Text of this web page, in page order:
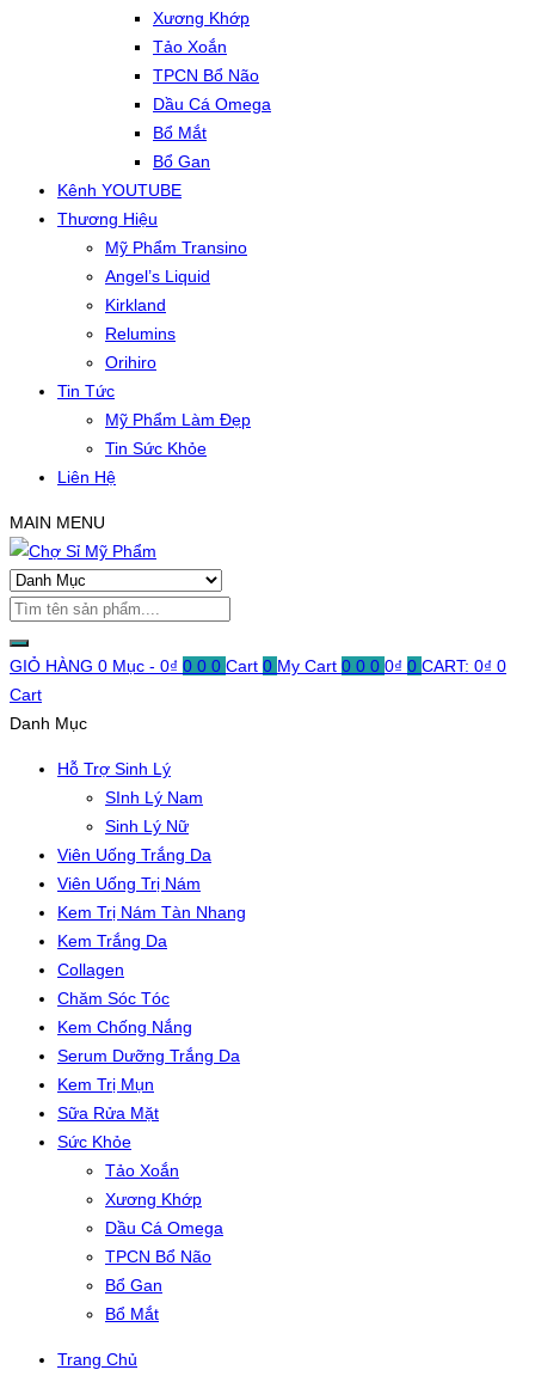
Xương Khớp
Tảo Xoắn
TPCN Bổ Não
Dầu Cá Omega
Bổ Mắt
Bổ Gan
Kênh YOUTUBE
Thương Hiệu
Mỹ Phẩm Transino
Angel’s Liquid
Kirkland
Relumins
Orihiro
Tin Tức
Mỹ Phẩm Làm Đẹp
Tin Sức Khỏe
Liên Hệ
MAIN MENU
GIỎ HÀNG 0 Mục - 0₫ 0 0 0 Cart 0 My Cart 0 0 0 0₫ 0 CART: 0₫ 0
Cart
Danh Mục
Hỗ Trợ Sinh Lý
SInh Lý Nam
Sinh Lý Nữ
Viên Uống Trắng Da
Viên Uống Trị Nám
Kem Trị Nám Tàn Nhang
Kem Trắng Da
Collagen
Chăm Sóc Tóc
Kem Chống Nắng
Serum Dưỡng Trắng Da
Kem Trị Mụn
Sữa Rửa Mặt
Sức Khỏe
Tảo Xoắn
Xương Khớp
Dầu Cá Omega
TPCN Bổ Não
Bổ Gan
Bổ Mắt
Trang Chủ